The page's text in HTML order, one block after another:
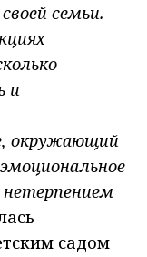
семьи.
и
окружающий
садом